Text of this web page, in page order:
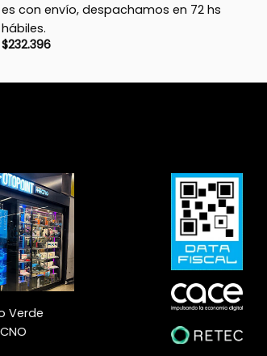
es con envío, despachamos en 72 hs
hábiles.
$232.396
Verde